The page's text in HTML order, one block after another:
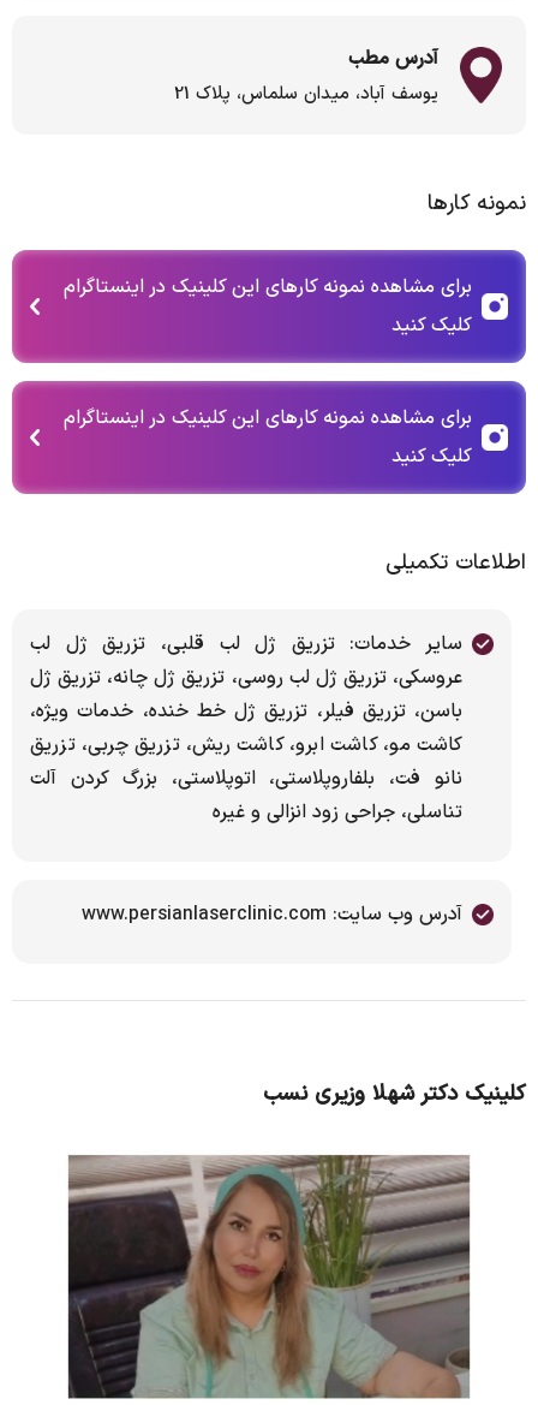
آدرس مطب
یوسف آباد، میدان سلماس، پلاک 21
نمونه کارها
برای مشاهده نمونه کارهای این کلینیک در اینستاگرام
کلیک کنید
برای مشاهده نمونه کارهای این کلینیک در اینستاگرام
کلیک کنید
اطلاعات تکمیلی
سایر خدمات: تزریق ژل لب قلبی، تزریق ژل لب
عروسکی، تزریق ژل لب روسی، تزریق ژل چانه، تزریق ژل
باسن، تزریق فیلر، تزریق ژل خط خنده، خدمات ویژه،
کاشت مو، کاشت ابرو، کاشت ریش، تزریق چربی، تزریق
نانو فت، بلفاروپلاستی، اتوپلاستی، بزرگ کردن آلت
تناسلی، جراحی زود انزالی و غیره
آدرس وب سایت: www.persianlaserclinic.com
کلینیک دکتر شهلا وزیری نسب